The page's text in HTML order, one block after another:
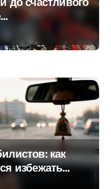
приметы
как
избежать
в дороге